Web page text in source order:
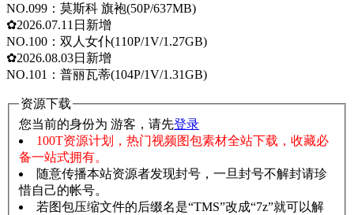
NO.099：莫斯科 旗袍(50P/637MB)
✿2026.07.11日新增
NO.100：双人女仆(110P/1V/1.27GB)
✿2026.08.03日新增
NO.101：普丽瓦蒂(104P/1V/1.31GB)
资源下载
您当前的身份为 游客，请先登录
100T资源计划，热门视频图包素材全站下载，收藏必
备一站式拥有。
随意传播本站资源者发现封号，一旦封号不解封请珍
惜自己的帐号。
若图包压缩文件的后缀名是“TMS”改成“7z”就可以解